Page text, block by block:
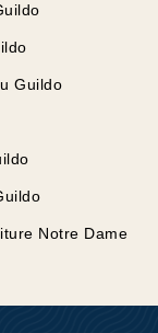
Guildo
Notre Dame